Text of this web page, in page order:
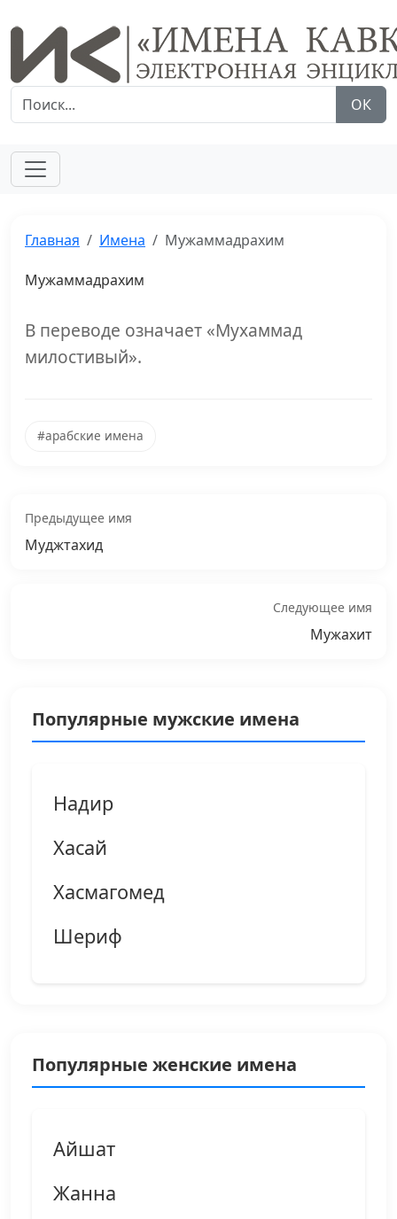
ОК
Главная Имена Мужаммадрахим
Мужаммадрахим
В переводе означает «Мухаммад
милостивый».
#арабские имена
Предыдущее имя
Муджтахид
Следующее имя
Мужахит
Популярные мужские имена
Надир
Хасай
Хасмагомед
Шериф
Популярные женские имена
Айшат
Жанна